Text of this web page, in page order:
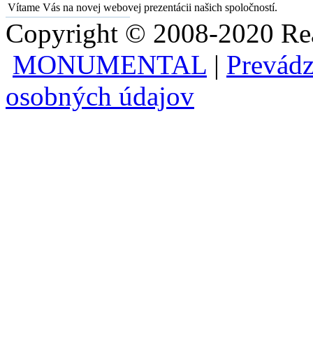
Vítame Vás na novej webovej prezentácii našich spoločností.
Copyright © 2008-2020
MONUMENTAL |
osobných údajov